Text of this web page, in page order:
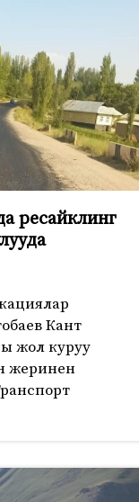
ресайклинг
Кант
жол куруу
жеринен